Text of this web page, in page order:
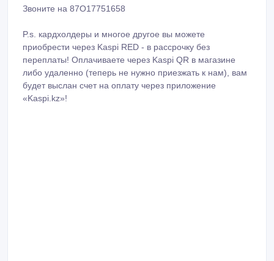
Звоните на 87O17751658
P.s. кардхолдеры и многое другое вы можете
приобрести через Kaspi RED - в рассрочку без
переплаты! Оплачиваете через Kaspi QR в магазине
либо удаленно (теперь не нужно приезжать к нам), вам
будет выслан счет на оплату через приложение
«Kaspi.kz»!